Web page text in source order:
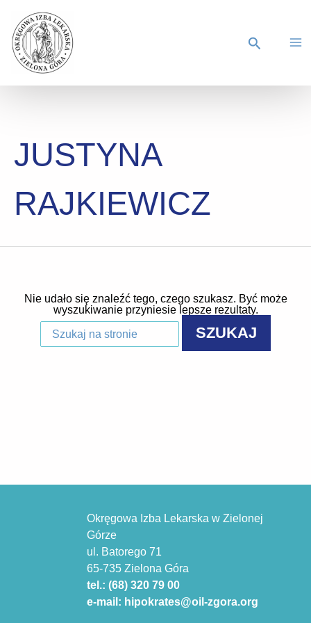
JUSTYNA
RAJKIEWICZ
Nie udało się znaleźć tego, czego szukasz. Być może
wyszukiwanie przyniesie lepsze rezultaty.
Okręgowa Izba Lekarska w Zielonej
Górze
ul. Batorego 71
65-735 Zielona Góra
tel.: (68) 320 79 00
e-mail: hipokrates@oil-zgora.org